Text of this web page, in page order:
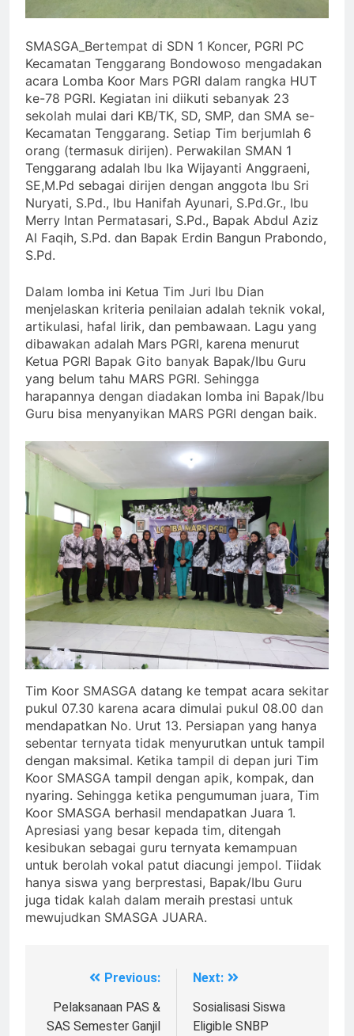
SMASGA_Bertempat di SDN 1 Koncer, PGRI PC
Kecamatan Tenggarang Bondowoso mengadakan
acara Lomba Koor Mars PGRI dalam rangka HUT
ke-78 PGRI. Kegiatan ini diikuti sebanyak 23
sekolah mulai dari KB/TK, SD, SMP, dan SMA se-
Kecamatan Tenggarang. Setiap Tim berjumlah 6
orang (termasuk dirijen). Perwakilan SMAN 1
Tenggarang adalah Ibu Ika Wijayanti Anggraeni,
SE,M.Pd sebagai dirijen dengan anggota Ibu Sri
Nuryati, S.Pd., Ibu Hanifah Ayunari, S.Pd.Gr., Ibu
Merry Intan Permatasari, S.Pd., Bapak Abdul Aziz
Al Faqih, S.Pd. dan Bapak Erdin Bangun Prabondo,
S.Pd.
Dalam lomba ini Ketua Tim Juri Ibu Dian
menjelaskan kriteria penilaian adalah teknik vokal,
artikulasi, hafal lirik, dan pembawaan. Lagu yang
dibawakan adalah Mars PGRI, karena menurut
Ketua PGRI Bapak Gito banyak Bapak/Ibu Guru
yang belum tahu MARS PGRI. Sehingga
harapannya dengan diadakan lomba ini Bapak/Ibu
Guru bisa menyanyikan MARS PGRI dengan baik.
Tim Koor SMASGA datang ke tempat acara sekitar
pukul 07.30 karena acara dimulai pukul 08.00 dan
mendapatkan No. Urut 13. Persiapan yang hanya
sebentar ternyata tidak menyurutkan untuk tampil
dengan maksimal. Ketika tampil di depan juri Tim
Koor SMASGA tampil dengan apik, kompak, dan
nyaring. Sehingga ketika pengumuman juara, Tim
Koor SMASGA berhasil mendapatkan Juara 1.
Apresiasi yang besar kepada tim, ditengah
kesibukan sebagai guru ternyata kemampuan
untuk berolah vokal patut diacungi jempol. Tiidak
hanya siswa yang berprestasi, Bapak/Ibu Guru
juga tidak kalah dalam meraih prestasi untuk
mewujudkan SMASGA JUARA.
Navigasi
pos
Previous:
Pelaksanaan PAS &
SAS Semester Ganjil
Next:
Sosialisasi Siswa
Eligible SNBP